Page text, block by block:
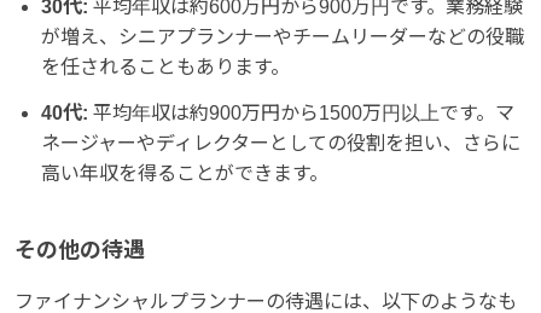
30代: 平均年収は約600万円から900万円です。業務経験
が増え、シニアプランナーやチームリーダーなどの役職
を任されることもあります。
40代: 平均年収は約900万円から1500万円以上です。マ
ネージャーやディレクターとしての役割を担い、さらに
高い年収を得ることができます。
その他の待遇
ファイナンシャルプランナーの待遇には、以下のようなも